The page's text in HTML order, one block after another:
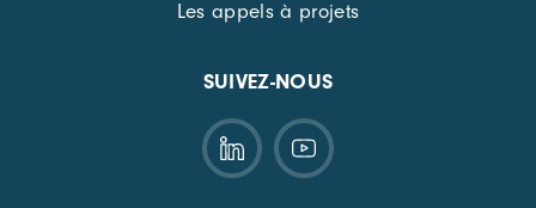
Les appels à projets
SUIVEZ-NOUS